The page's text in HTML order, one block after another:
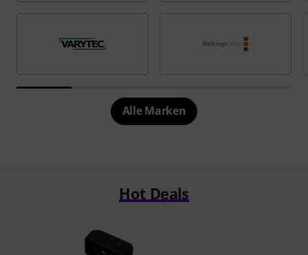
Alle Marken
Hot Deals